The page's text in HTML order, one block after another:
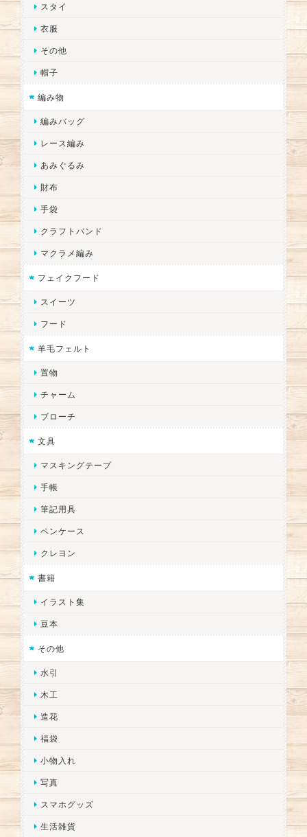
スタイ
衣服
その他
帽子
編み物
編みバッグ
レース編み
あみぐるみ
財布
手袋
クラフトバンド
マクラメ編み
フェイクフード
スイーツ
フード
羊毛フェルト
置物
チャーム
ブローチ
文具
マスキングテープ
手帳
筆記用具
ペンケース
クレヨン
書籍
イラスト集
豆本
その他
水引
木工
造花
福袋
小物入れ
写真
スマホグッズ
生活雑貨